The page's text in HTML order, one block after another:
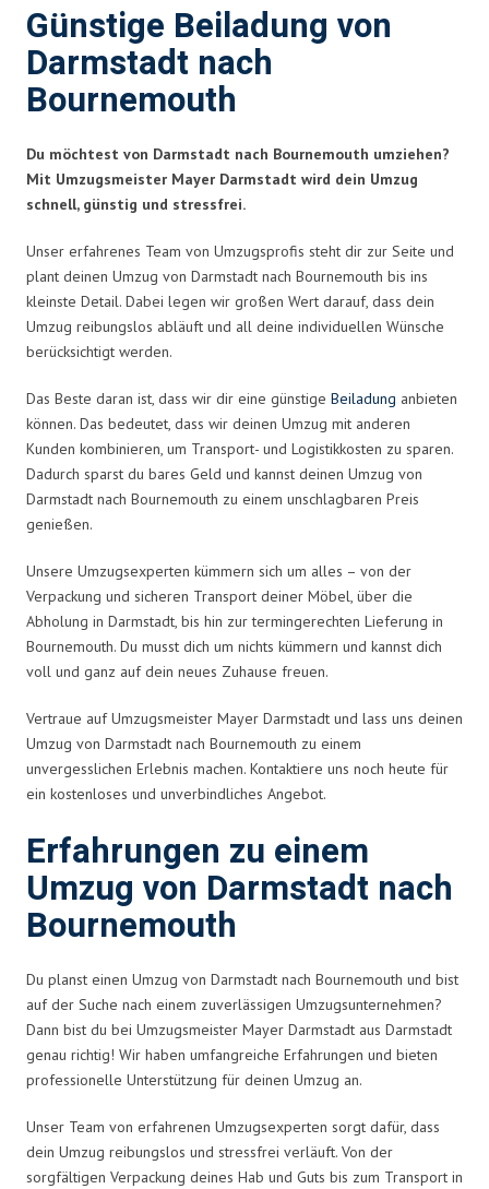
Günstige Beiladung von
Darmstadt nach
Bournemouth
Du möchtest von Darmstadt nach Bournemouth umziehen?
Mit Umzugsmeister Mayer Darmstadt wird dein Umzug
schnell, günstig und stressfrei.
Unser erfahrenes Team von Umzugsprofis steht dir zur Seite und
plant deinen Umzug von Darmstadt nach Bournemouth bis ins
kleinste Detail. Dabei legen wir großen Wert darauf, dass dein
Umzug reibungslos abläuft und all deine individuellen Wünsche
berücksichtigt werden.
Das Beste daran ist, dass wir dir eine günstige Beiladung anbieten
können. Das bedeutet, dass wir deinen Umzug mit anderen
Kunden kombinieren, um Transport- und Logistikkosten zu sparen.
Dadurch sparst du bares Geld und kannst deinen Umzug von
Darmstadt nach Bournemouth zu einem unschlagbaren Preis
genießen.
Unsere Umzugsexperten kümmern sich um alles – von der
Verpackung und sicheren Transport deiner Möbel, über die
Abholung in Darmstadt, bis hin zur termingerechten Lieferung in
Bournemouth. Du musst dich um nichts kümmern und kannst dich
voll und ganz auf dein neues Zuhause freuen.
Vertraue auf Umzugsmeister Mayer Darmstadt und lass uns deinen
Umzug von Darmstadt nach Bournemouth zu einem
unvergesslichen Erlebnis machen. Kontaktiere uns noch heute für
ein kostenloses und unverbindliches Angebot.
Erfahrungen zu einem
Umzug von Darmstadt nach
Bournemouth
Du planst einen Umzug von Darmstadt nach Bournemouth und bist
auf der Suche nach einem zuverlässigen Umzugsunternehmen?
Dann bist du bei Umzugsmeister Mayer Darmstadt aus Darmstadt
genau richtig! Wir haben umfangreiche Erfahrungen und bieten
professionelle Unterstützung für deinen Umzug an.
Unser Team von erfahrenen Umzugsexperten sorgt dafür, dass
dein Umzug reibungslos und stressfrei verläuft. Von der
sorgfältigen Verpackung deines Hab und Guts bis zum Transport in